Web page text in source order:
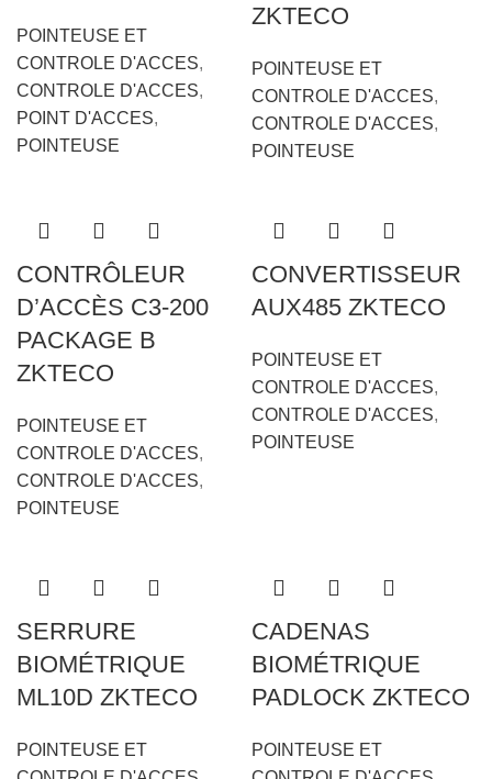
POINTEUSE ET
CONTROLE D'ACCES,
CONTROLE D'ACCES,
POINT D'ACCES,
POINTEUSE
ZKTECO
POINTEUSE ET
CONTROLE D'ACCES,
CONTROLE D'ACCES,
POINTEUSE
CONTRÔLEUR
D’ACCÈS C3-200
PACKAGE B
ZKTECO
POINTEUSE ET
CONTROLE D'ACCES,
CONTROLE D'ACCES,
POINTEUSE
CONVERTISSEUR
AUX485 ZKTECO
POINTEUSE ET
CONTROLE D'ACCES,
CONTROLE D'ACCES,
POINTEUSE
SERRURE
BIOMÉTRIQUE
ML10D ZKTECO
POINTEUSE ET
CADENAS
BIOMÉTRIQUE
PADLOCK ZKTECO
POINTEUSE ET